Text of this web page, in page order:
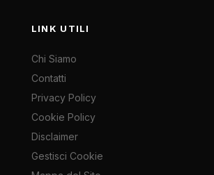
LINK UTILI
Chi Siamo
Contatti
Privacy Policy
Cookie Policy
Disclaimer
Gestisci Cookie